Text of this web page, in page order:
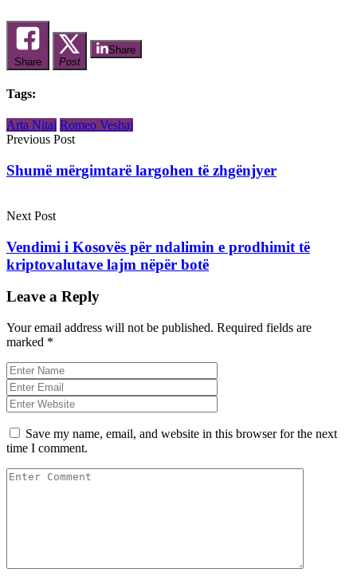
Share Post
Share
Tags:
Arta Nitaj Romeo Veshaj
Previous Post
Shumë mërgimtarë largohen të zhgënjyer
Next Post
Vendimi i Kosovës për ndalimin e prodhimit të
kriptovalutave lajm nëpër botë
Leave a Reply
Your email address will not be published. Required fields are
marked *
Save my name, email, and website in this browser for the next
time I comment.